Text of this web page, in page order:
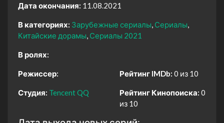
Дата окончания: 11.08.2021
В категориях: Зарубежные сериалы Сериалы
Китайские дорамы Сериалы 2021
В ролях:
Режиссер:
Студия: Tencent QQ
Рейтинг IMDb: 0 из 10
Рейтинг Кинопоиска: 0
из 10